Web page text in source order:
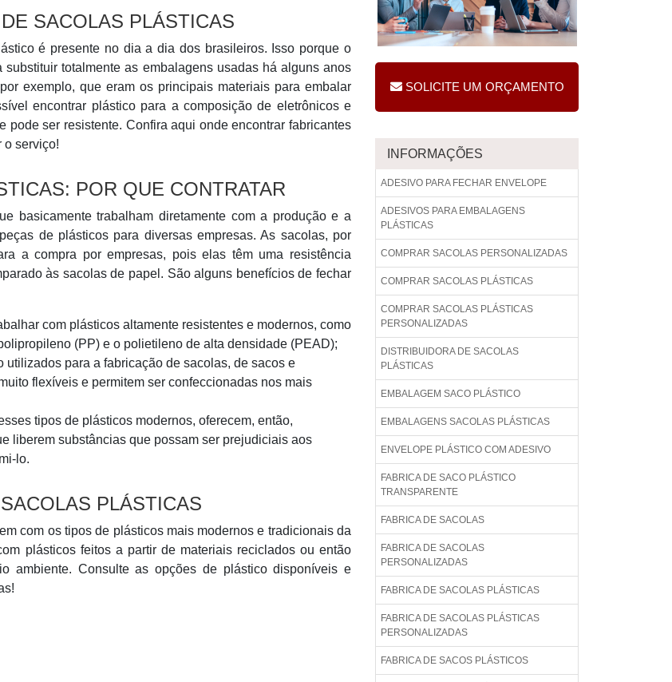
SACOLAS PLÁSTICAS
é presente no dia a dia dos brasileiros. Isso porque o
totalmente as embalagens usadas há alguns anos
exemplo, que eram os principais materiais para embalar
encontrar plástico para a composição de eletrônicos e
ser resistente. Confira aqui onde encontrar fabricantes
o serviço!
POR QUE CONTRATAR
basicamente trabalham diretamente com a produção e a
de plásticos para diversas empresas. As sacolas, por
a compra por empresas, pois elas têm uma resistência
às sacolas de papel. São alguns benefícios de fechar
com plásticos altamente resistentes e modernos, como
(PP) e o polietileno de alta densidade (PEAD);
para a fabricação de sacolas, de sacos e
flexíveis e permitem ser confeccionadas nos mais
tipos de plásticos modernos, oferecem, então,
liberem substâncias que possam ser prejudiciais aos
lo.
PLÁSTICAS
com os tipos de plásticos mais modernos e tradicionais da
plásticos feitos a partir de materiais reciclados ou então
ambiente. Consulte as opções de plástico disponíveis e
SOLICITE UM ORÇAMENTO
INFORMAÇÕES
ADESIVO PARA FECHAR ENVELOPE
ADESIVOS PARA EMBALAGENS
PLÁSTICAS
COMPRAR SACOLAS PERSONALIZADAS
COMPRAR SACOLAS PLÁSTICAS
COMPRAR SACOLAS PLÁSTICAS
PERSONALIZADAS
DISTRIBUIDORA DE SACOLAS
PLÁSTICAS
EMBALAGEM SACO PLÁSTICO
EMBALAGENS SACOLAS PLÁSTICAS
ENVELOPE PLÁSTICO COM ADESIVO
FABRICA DE SACO PLÁSTICO
TRANSPARENTE
FABRICA DE SACOLAS
FABRICA DE SACOLAS
PERSONALIZADAS
FABRICA DE SACOLAS PLÁSTICAS
FABRICA DE SACOLAS PLÁSTICAS
PERSONALIZADAS
FABRICA DE SACOS PLÁSTICOS